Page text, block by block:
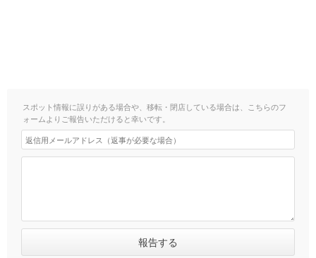
スポット情報に誤りがある場合や、移転・閉店している場合は、こちらのフ
ォームよりご報告いただけると幸いです。